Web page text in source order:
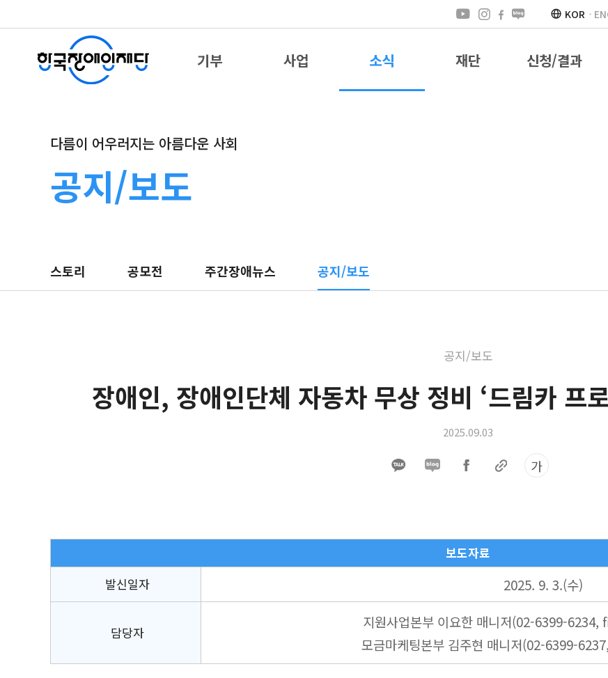
KOR
기부 사업 소식 재단 신청/결과
다름이 어우러지는 아름다운 사회
공지/보도
스토리 공모전 주간장애뉴스 공지/보도
공지/보도
장애인, 장애인단체 자동차 무상 정비 ‘드림카 프
2025.09.03
가
보도자료
발신일자
2025. 9. 3.(수)
담당자
지원사업본부 이요한 매니저(02-6399-
모금마케팅본부 김주현 매니저(02-6399-